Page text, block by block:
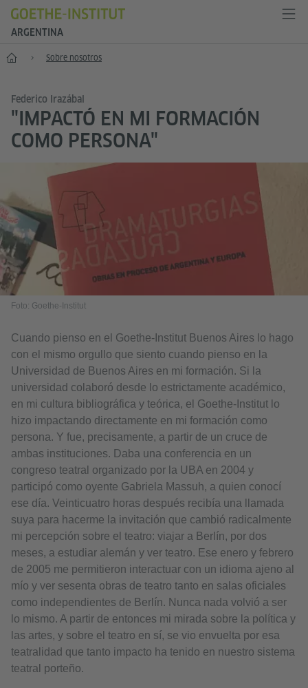
ARGENTINA
Inicio Sobre nosotros
Federico Irazábal
"IMPACTÓ EN MI FORMACIÓN
COMO PERSONA"
Foto: Goethe-Institut
Cuando pienso en el Goethe-Institut Buenos Aires lo hago
con el mismo orgullo que siento cuando pienso en la
Universidad de Buenos Aires en mi formación. Si la
universidad colaboró desde lo estrictamente académico,
en mi cultura bibliográfica y teórica, el Goethe-Institut lo
hizo impactando directamente en mi formación como
persona. Y fue, precisamente, a partir de un cruce de
ambas instituciones. Daba una conferencia en un
congreso teatral organizado por la UBA en 2004 y
participó como oyente Gabriela Massuh, a quien conocí
ese día. Veinticuatro horas después recibía una llamada
suya para hacerme la invitación que cambió radicalmente
mi percepción sobre el teatro: viajar a Berlín, por dos
meses, a estudiar alemán y ver teatro. Ese enero y febrero
de 2005 me permitieron interactuar con un idioma ajeno al
mío y ver sesenta obras de teatro tanto en salas oficiales
como independientes de Berlín. Nunca nada volvió a ser
lo mismo. A partir de entonces mi mirada sobre la política y
las artes, y sobre el teatro en sí, se vio envuelta por esa
teatralidad que tanto impacto ha tenido en nuestro sistema
teatral porteño.